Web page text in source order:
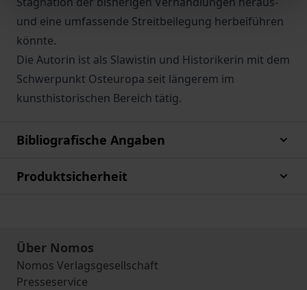
und eine umfassende Streitbeilegung herbeiführen
könnte.
Die Autorin ist als Slawistin und Historikerin mit dem
Schwerpunkt Osteuropa seit längerem im
kunsthistorischen Bereich tätig.
Bibliografische Angaben
Produktsicherheit
Über Nomos
Nomos Verlagsgesellschaft
Presseservice